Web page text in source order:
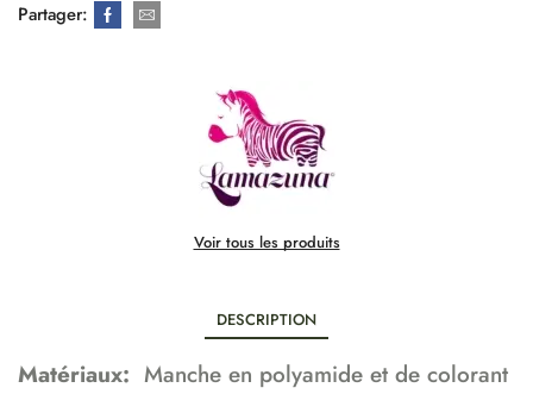
Partager:
Voir tous les produits
DESCRIPTION
Matériaux: Manche en polyamide et de colorant